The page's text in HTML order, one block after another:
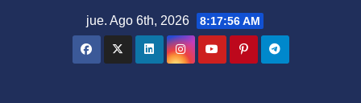
jue. Ago 6th, 2026 8:17:57 AM